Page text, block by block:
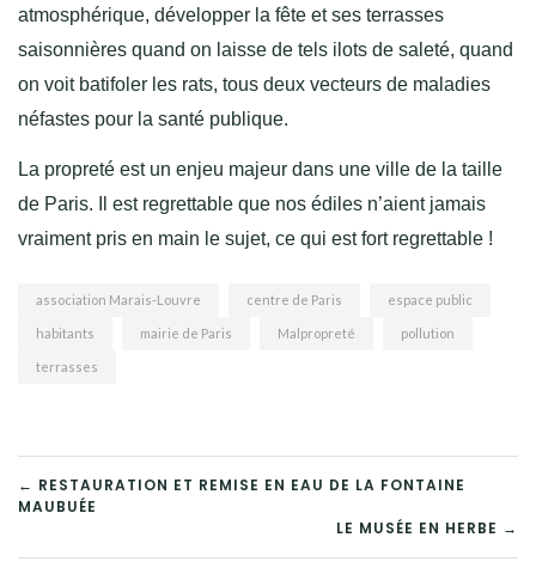
atmosphérique, développer la fête et ses terrasses
saisonnières quand on laisse de tels ilots de saleté, quand
on voit batifoler les rats, tous deux vecteurs de maladies
néfastes pour la santé publique.
La propreté est un enjeu majeur dans une ville de la taille
de Paris. Il est regrettable que nos édiles n’aient jamais
vraiment pris en main le sujet, ce qui est fort regrettable !
association Marais-Louvre centre de Paris espace public
habitants mairie de Paris Malpropreté pollution
terrasses
NAVIGATION
DE
← RESTAURATION ET REMISE EN EAU DE LA FONTAINE
MAUBUÉE
LE MUSÉE EN HERBE →